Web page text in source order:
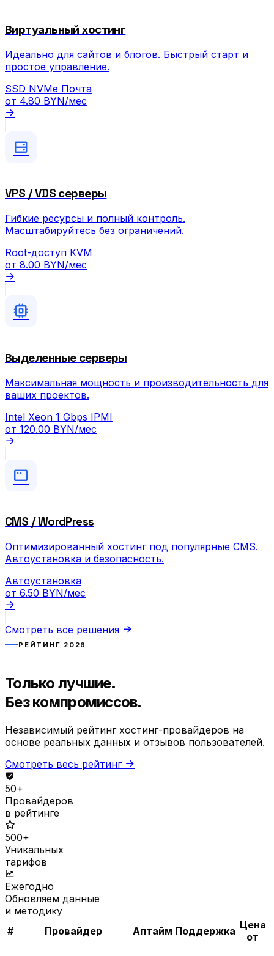
Виртуальный хостинг
Идеально для сайтов и блогов. Быстрый старт и
простое управление.
SSD NVMe Почта
от 4.80 BYN/мес
VPS / VDS серверы
Гибкие ресурсы и полный контроль.
Масштабируйтесь без ограничений.
Root-доступ KVM
от 8.00 BYN/мес
Выделенные серверы
Максимальная мощность и производительность для
ваших проектов.
Intel Xeon 1 Gbps IPMI
от 120.00 BYN/мес
CMS / WordPress
Оптимизированный хостинг под популярные CMS.
Автоустановка и безопасность.
Автоустановка
от 6.50 BYN/мес
Смотреть все решения
РЕЙТИНГ 2026
Только лучшие.
Без компромиссов.
Независимый рейтинг хостинг-провайдеров на
основе реальных данных и отзывов пользователей.
Смотреть весь рейтинг
50+
Провайдеров
в рейтинге
500+
Уникальных
тарифов
Ежегодно
Обновляем данные
и методику
#
Провайдер Аптайм Поддержка Цена
от